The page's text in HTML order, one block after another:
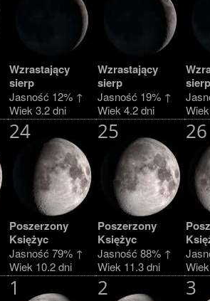
Wzrastający
sierp
Jasność 12% ↑
Wiek 3.2 dni
Wzrastający
sierp
Jasność 19% ↑
Wiek 4.2 dni
sierp
24
Poszerzony
Księżyc
Jasność 79% ↑
Wiek 10.2 dni
25
Poszerzony
Księżyc
Jasność 88% ↑
Wiek 11.3 dni
26
1 2 3